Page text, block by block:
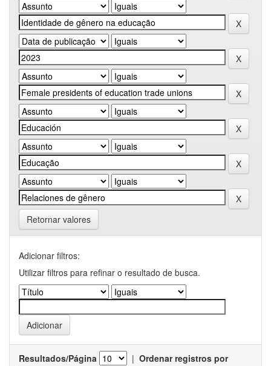
Retornar valores
Adicionar filtros:
Utilizar filtros para refinar o resultado de busca.
Resultados/Página | Ordenar registros por